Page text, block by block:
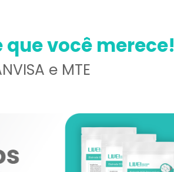
você merece!
e MTE